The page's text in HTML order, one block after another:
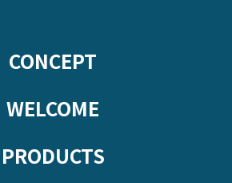
CONCEPT
WELCOME
PRODUCTS